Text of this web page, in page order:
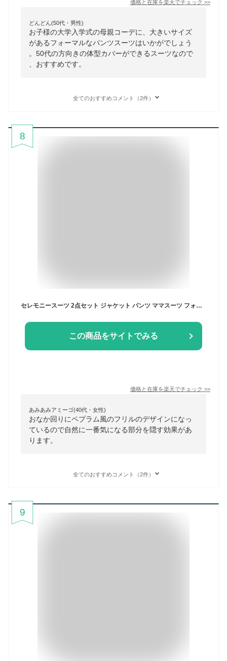
価格と在庫を楽天でチェック >>
どんどん(50代・男性)
お子様の大学入学式の母親コーデに、大きいサイズ
があるフォーマルなパンツスーツはいかがでしょう
。50代の方向きの体型カバーができるスーツなので
、おすすめです。
全てのおすすめコメント（2件）
8
セレモニースーツ 2点セット ジャケット パンツ ママスーツ フォーマルスーツ パンツスーツ レディース ミセス 50代 40代 30代 七五三 お宮参り 卒園式 入学式 卒業式 親族 母親 服装 女性 大きいサイズ セットアップ 上品 通勤 即日発送 プレゼント ギフト
この商品をサイトでみる
価格と在庫を楽天でチェック >>
あみあみアミーゴ(40代・女性)
おなか回りにペプラム風のフリルのデザインになっ
ているので自然に一番気になる部分を隠す効果があ
ります。
全てのおすすめコメント（2件）
9